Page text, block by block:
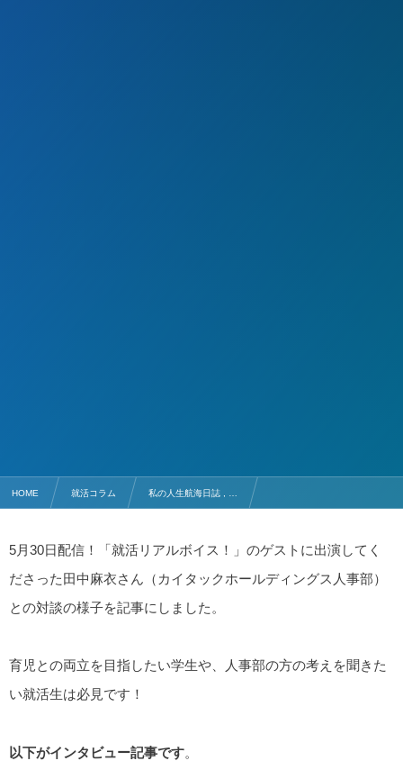
HOME 就活コラム 私の人生航海日誌 , …
5月30日配信！「就活リアルボイス！」のゲストに出演してく
ださった田中麻衣さん（カイタックホールディングス人事部）
との対談の様子を記事にしました。
育児との両立を目指したい学生や、人事部の方の考えを聞きた
い就活生は必見です！
以下がインタビュー記事です。